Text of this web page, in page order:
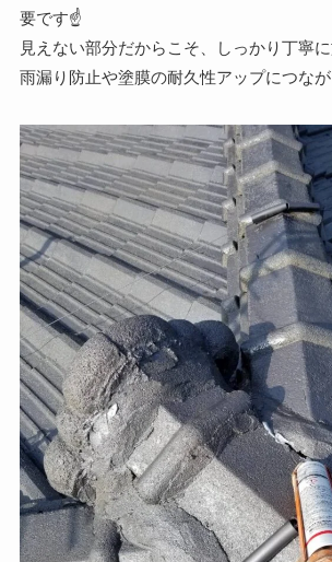
要です☝️
見えない部分だからこそ、しっかり丁寧に
雨漏り防止や塗膜の耐久性アップにつなが